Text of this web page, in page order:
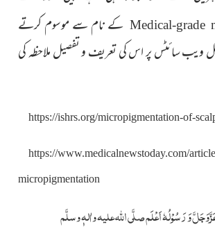
Medical-grade کے نام سے موسوم کرتے
ویب سائٹس پر اس کی تعریف و تفصیل ملاحظہ کی
https://ishrs.org/micropigmentation-of-
https://www.medicalnewstoday.com/
micropigmentation
وَ رَسُوْلُہٗ اَعْلَمصلَّی اللہ علیہ واٰلہٖ وسلَّم